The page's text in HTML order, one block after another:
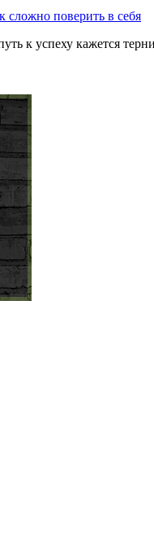
к успеху кажется